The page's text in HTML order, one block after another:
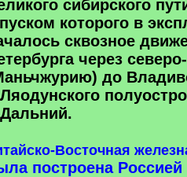
сибирского
которого в
сквозное
через
до
Восточная
построена